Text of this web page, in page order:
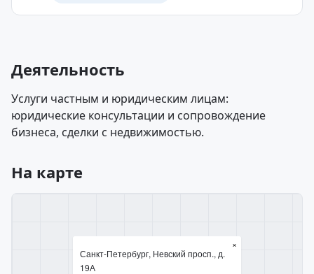
Деятельность
Услуги частным и юридическим лицам:
юридические консультации и сопровождение
бизнеса, сделки с недвижимостью.
На карте
Санкт-Петербург, Невский просп., д.
19А
×